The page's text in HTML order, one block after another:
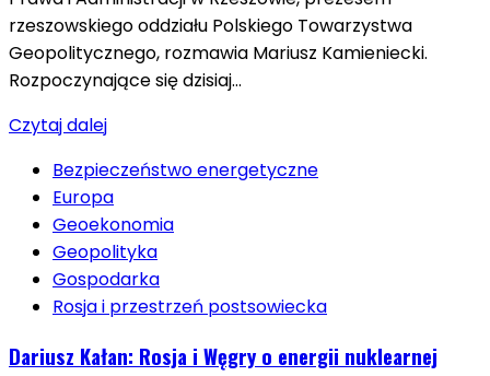
rzeszowskiego oddziału Polskiego Towarzystwa
Geopolitycznego, rozmawia Mariusz Kamieniecki.
Rozpoczynające się dzisiaj…
Czytaj dalej
Bezpieczeństwo energetyczne
Europa
Geoekonomia
Geopolityka
Gospodarka
Rosja i przestrzeń postsowiecka
Dariusz Kałan: Rosja i Węgry o energii nuklearnej